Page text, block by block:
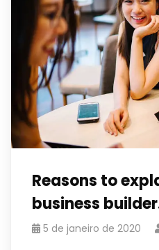
Reasons to
business
5 de janeiro de 2020